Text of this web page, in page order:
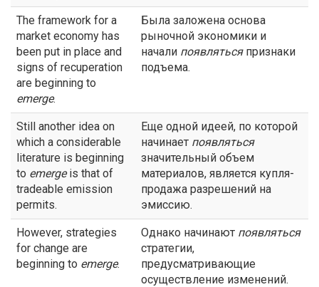
The framework for a
market economy has
been put in place and
signs of recuperation
are beginning to
emerge.
Была заложена основа
рыночной экономики и
начали появлятьсяпризнаки
подъема.
Still another idea on
which a considerable
literature is beginning
to emergeis that of
tradeable emission
permits.
Еще одной идеей, по которой
начинает появляться
значительный объем
материалов, является купля-
продажа разрешений на
эмиссию.
However, strategies
for change are
beginning to emerge.
Однако начинают появляться
стратегии,
предусматривающие
осуществление изменений.